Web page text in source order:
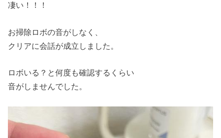
凄い！！！
お掃除ロボの音がしなく、
クリアに会話が成立しました。
ロボいる？と何度も確認するくらい
音がしませんでした。